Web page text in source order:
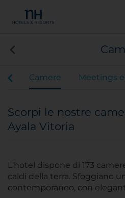
Camere Meetings
Scorpi le nostre
Ayala Vitoria
L'hotel dispone di 173
caldi della terra. Sfoggiano
contemporaneo, con